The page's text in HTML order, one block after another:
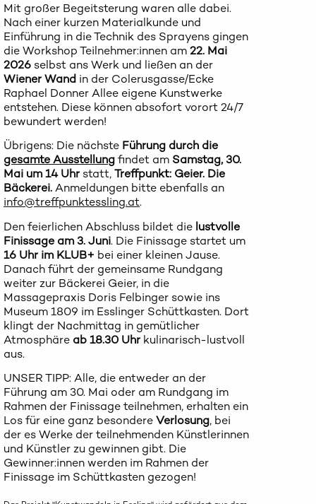
Mit großer Begeitsterung waren alle dabei.
Nach einer kurzen Materialkunde und
Einführung in die Technik des Sprayens gingen
die Workshop Teilnehmer:innen am22. Mai
2026 selbst ans Werk und ließen an der
Wiener Wand in der Colerusgasse/Ecke
Raphael Donner Allee eigene Kunstwerke
entstehen. Diese können absofort vorort 24/7
bewundert werden!
Übrigens: Die nächste Führung durch die
gesamte Ausstellungfindet am Samstag, 30.
Mai um 14 Uhr statt,Treffpunkt: Geier. Die
Bäckerei.Anmeldungen bitte ebenfalls an
info@treffpunktessling.at.
Den feierlichen Abschluss bildet die lustvolle
Finissage am 3. Juni. Die Finissage startet um
16 Uhr im KLUB+ bei einer kleinen Jause.
Danach führt der gemeinsame Rundgang
weiter zur Bäckerei Geier, in die
Massagepraxis Doris Felbinger sowie ins
Museum 1809 im Esslinger Schüttkasten. Dort
klingt der Nachmittag in gemütlicher
Atmosphäre ab 18.30 Uhr kulinarisch-lustvoll
aus.
UNSER TIPP: Alle, die entweder an der
Führung am 30. Mai oder am Rundgang im
Rahmen der Finissage teilnehmen, erhalten ein
Los für eine ganz besondereVerlosung, bei
der es Werke der teilnehmenden Künstlerinnen
und Künstler zu gewinnen gibt. Die
Gewinner:innen werden im Rahmen der
Finissage im Schüttkasten gezogen!